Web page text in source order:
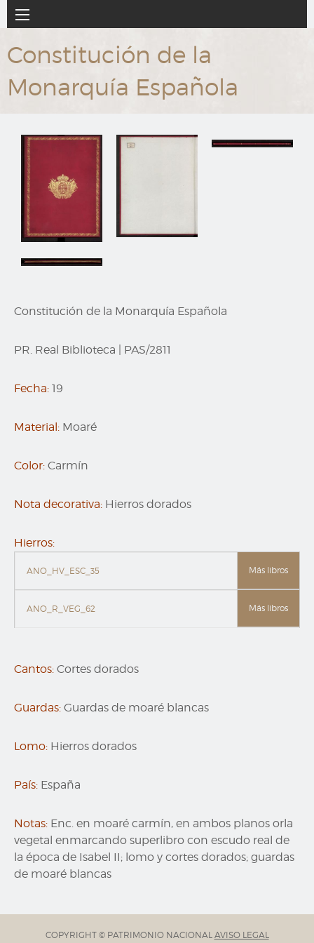
al
principal
Navegación
principal
Constitución de la
Monarquía Española
Constitución de la Monarquía Española
PR. Real Biblioteca PAS/2811
Fecha: 19
Material: Moaré
Color: Carmín
Nota decorativa: Hierros dorados
Hierros:
ANO_HV_ESC_35 Más libros
ANO_R_VEG_62 Más libros
Cantos: Cortes dorados
Guardas: Guardas de moaré blancas
Lomo: Hierros dorados
País: España
Notas: Enc. en moaré carmín, en ambos planos orla
vegetal enmarcando superlibro con escudo real de
la época de Isabel II; lomo y cortes dorados; guardas
de moaré blancas
COPYRIGHT © PATRIMONIO NACIONAL AVISO LEGAL